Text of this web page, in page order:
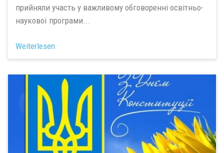
прийняли участь у важливому обговоренні освітньо-
наукової програми...
Weiterlesen